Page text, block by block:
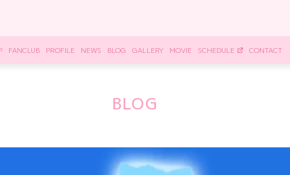
FANCLUB PROFILE NEWS BLOG GALLERY MOVIE SCHEDULE CONTACT
BLOG